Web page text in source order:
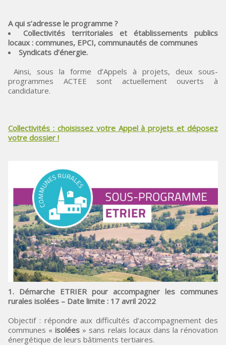
A qui s’adresse le programme ?
Collectivités territoriales et établissements publics
locaux : communes, EPCI, communautés de communes
Syndicats d’énergie.
Ainsi, sous la forme d’Appels à projets, deux sous-
programmes ACTEE sont actuellement ouverts à
candidature.
Collectivités : choisissez votre Appel à projets et déposez
votre dossier !
1. Démarche ETRIER pour accompagner les communes
rurales isolées – Date limite : 17 avril 2022
Objectif : répondre aux difficultés d’accompagnement des
communes «isolées » sans relais locaux dans la rénovation
énergétique de leurs bâtiments tertiaires.